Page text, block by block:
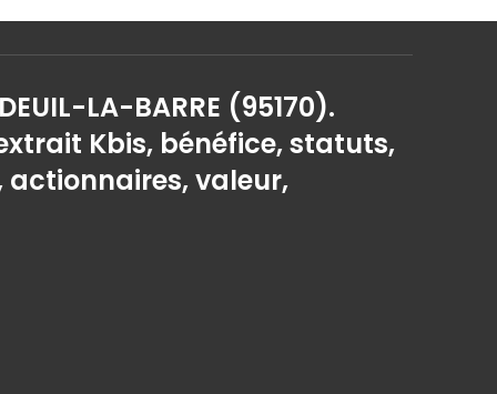
LA-BARRE (95170).
Kbis, bénéfice, statuts,
actionnaires, valeur,